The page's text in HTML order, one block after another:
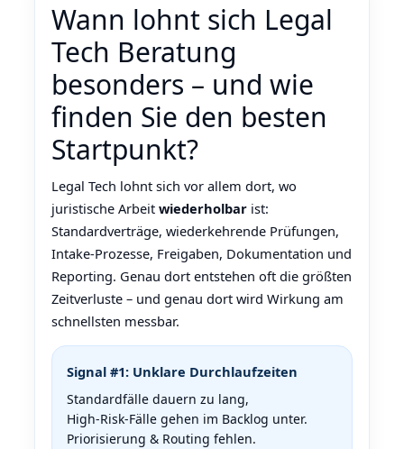
Wann lohnt sich Legal
Tech Beratung
besonders – und wie
finden Sie den besten
Startpunkt?
Legal Tech lohnt sich vor allem dort, wo
juristische Arbeit wiederholbar ist:
Standardverträge, wiederkehrende Prüfungen,
Intake‑Prozesse, Freigaben, Dokumentation und
Reporting. Genau dort entstehen oft die größten
Zeitverluste – und genau dort wird Wirkung am
schnellsten messbar.
Signal #1: Unklare Durchlaufzeiten
Standardfälle dauern zu lang,
High‑Risk‑Fälle gehen im Backlog unter.
Priorisierung & Routing fehlen.